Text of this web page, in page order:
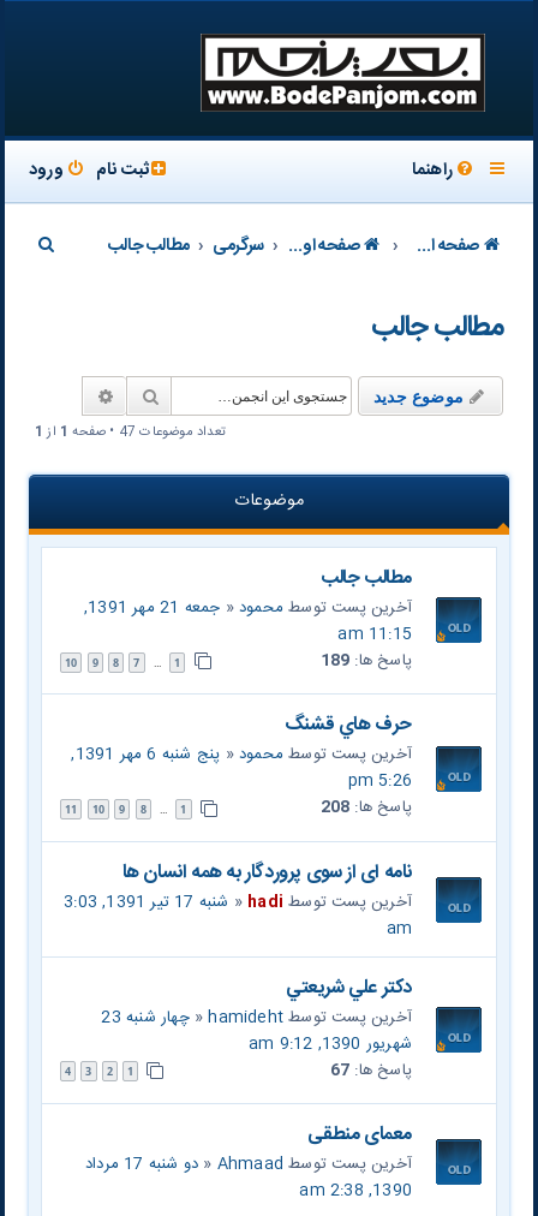
راهنما ورود ثبت نام
صفحه اصلی سایت صفحه اول تالار سرگرمی مطالب جالب
مطالب جالب
موضوع جدید جستجو
تعداد موضوعات 47 • صفحه 1 از 1
موضوعات
مطالب جالب
آخرین پست توسط محمود«
جمعه 21 مهر 1391,
11:15 am
پاسخ ها: 189
1
…
7
8
9
10
حرف هاي قشنگ
آخرین پست توسط محمود«
پنج شنبه 6 مهر 1391,
5:26 pm
پاسخ ها: 208
1
…
8
9
10
11
نامه ای از سوی پروردگار به همه انسان ها
آخرین پست توسط hadi
«
شنبه 17 تیر 1391, 3:03
am
دکتر علي شريعتي
آخرین پست توسطhamideht
«
چهار شنبه 23
شهریور 1390, 9:12 am
پاسخ ها: 67
1
2
3
4
معمای منطقی
آخرین پست توسط Ahmaad
«
دو شنبه 17 مرداد
1390, 2:38 am